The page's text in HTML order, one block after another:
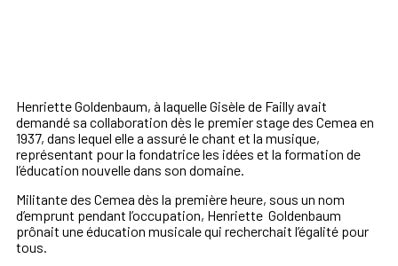
Henriette Goldenbaum, à laquelle Gisèle de Failly avait
demandé sa collaboration dès le premier stage des Cemea en
1937, dans lequel elle a assuré le chant et la musique,
représentant pour la fondatrice les idées et la formation de
l’éducation nouvelle dans son domaine.
Militante des Cemea dès la première heure, sous un nom
d’emprunt pendant l’occupation, Henriette Goldenbaum
prônait une éducation musicale qui recherchait l’égalité pour
tous.